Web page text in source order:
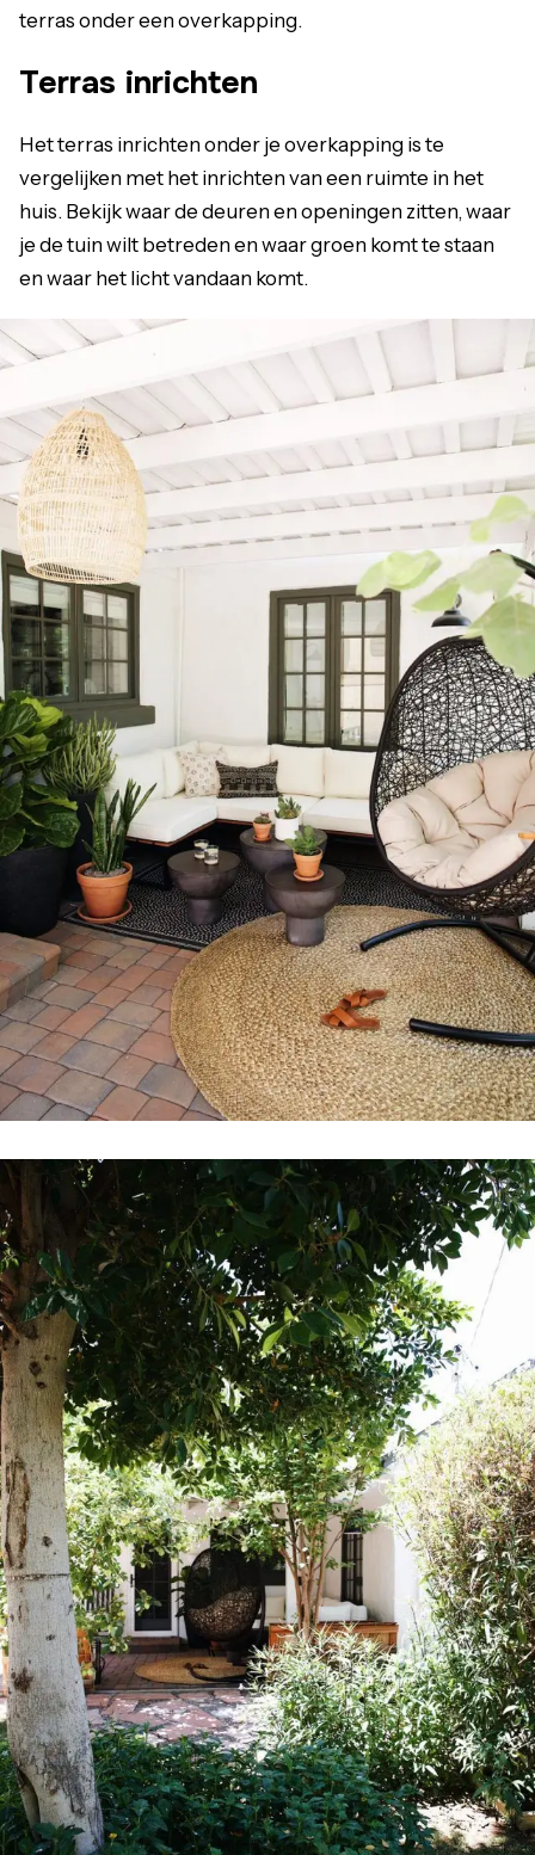
terras onder een overkapping.
Terras inrichten
Het terras inrichten onder je overkapping is te
vergelijken met het inrichten van een ruimte in het
huis. Bekijk waar de deuren en openingen zitten, waar
je de tuin wilt betreden en waar groen komt te staan
en waar het licht vandaan komt.